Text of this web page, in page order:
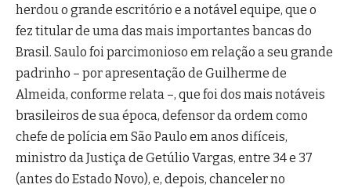
herdou o grande escritório e a notável equipe, que o
fez titular de uma das mais importantes bancas do
Brasil. Saulo foi parcimonioso em relação a seu grande
padrinho – por apresentação de Guilherme de
Almeida, conforme relata –, que foi dos mais notáveis
brasileiros de sua época, defensor da ordem como
chefe de polícia em São Paulo em anos difíceis,
ministro da Justiça de Getúlio Vargas, entre 34 e 37
(antes do Estado Novo), e, depois, chanceler no